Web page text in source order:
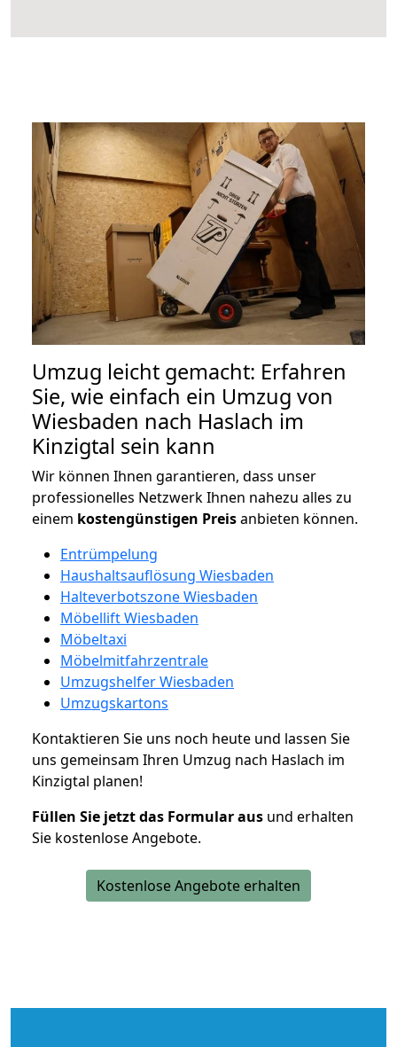
Umzug leicht gemacht: Erfahren
Sie, wie einfach ein Umzug von
Wiesbaden nach Haslach im
Kinzigtal sein kann
Wir können Ihnen garantieren, dass unser
professionelles Netzwerk Ihnen nahezu alles zu
einem kostengünstigen Preisanbieten können.
Entrümpelung
Haushaltsauflösung Wiesbaden
Halteverbotszone Wiesbaden
Möbellift Wiesbaden
Möbeltaxi
Möbelmitfahrzentrale
Umzugshelfer Wiesbaden
Umzugskartons
Kontaktieren Sie uns noch heute und lassen Sie
uns gemeinsam Ihren Umzug nach Haslach im
Kinzigtal planen!
Füllen Sie jetzt das Formular aus und erhalten
Sie kostenlose Angebote.
Kostenlose Angebote erhalten